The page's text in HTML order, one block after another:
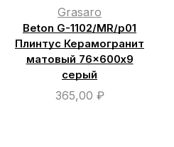
Grasaro
Beton G-1102/МR/р01
Плинтус Керамогранит
матовый 76×600х9
серый
365,00 ₽